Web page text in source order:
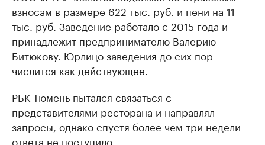
взносам в размере 622 тыс. руб. и пени на 11
тыс. руб. Заведение работало с 2015 года и
принадлежит предпринимателю Валерию
Битюкову. Юрлицо заведения до сих пор
числится как действующее.
РБК Тюмень пытался связаться с
представителями ресторана и направлял
запросы, однако спустя более чем три недели
ответа не поступило.